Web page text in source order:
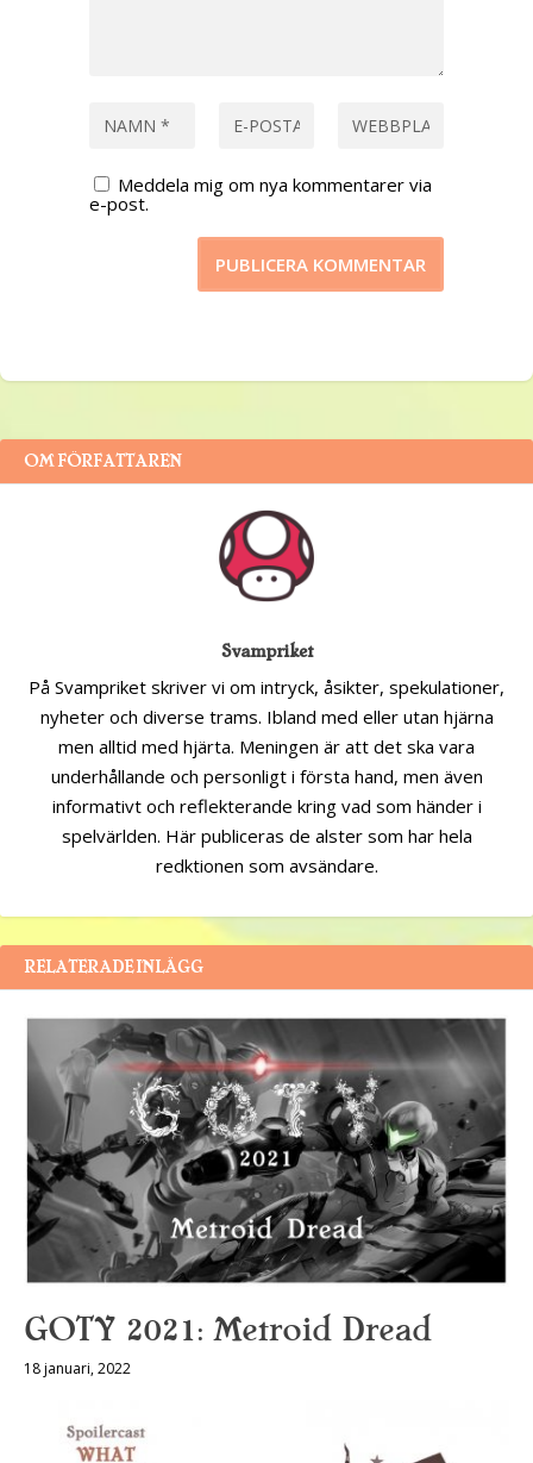
Meddela mig om nya kommentarer via
e-post.
OM FÖRFATTAREN
Svampriket
På Svampriket skriver vi om intryck, åsikter, spekulationer,
nyheter och diverse trams. Ibland med eller utan hjärna
men alltid med hjärta. Meningen är att det ska vara
underhållande och personligt i första hand, men även
informativt och reflekterande kring vad som händer i
spelvärlden. Här publiceras de alster som har hela
redktionen som avsändare.
RELATERADE INLÄGG
GOTY 2021: Metroid Dread
18 januari, 2022